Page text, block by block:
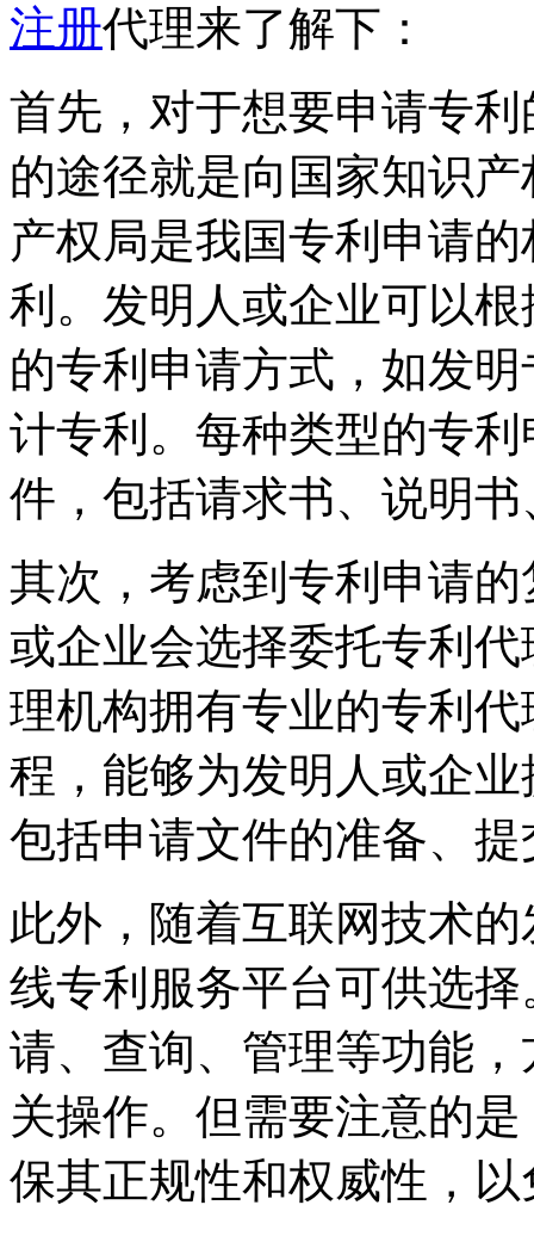
注册代理来了解下：
首先，对于想要申请专
的途径就是向国家知识
产权局是我国专利申请
利。发明人或企业可以
的专利申请方式，如发
计专利。每种类型的专
件，包括请求书、说明
其次，考虑到专利申请
或企业会选择委托专利
理机构拥有专业的专利
程，能够为发明人或企
包括申请文件的准备、
此外，随着互联网技术
线专利服务平台可供选
请、查询、管理等功能
关操作。但需要注意的
保其正规性和权威性，